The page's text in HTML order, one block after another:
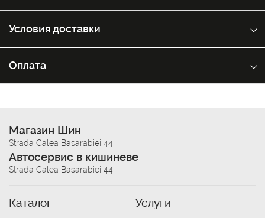
Условия доставки
Оплата
Магазин Шин
Strada Calea Basarabiei 44
Автосервис в кишиневе
Strada Calea Basarabiei 44
Каталог Услуги